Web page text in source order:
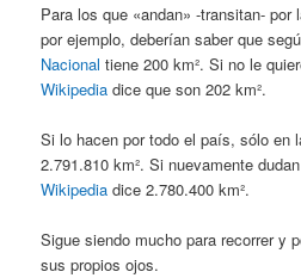
Para los que «andan» -transitan- por
por ejemplo, deberían saber que
Nacional tiene 200 km². Si no le
Wikipedia dice que son 202 km².
Si lo hacen por todo el país, sólo en
2.791.810 km². Si nuevamente
Wikipedia dice 2.780.400 km².
Sigue siendo mucho para recorrer y
sus propios ojos.